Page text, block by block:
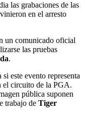
las grabaciones de las
en el arresto
un comunicado oficial
las pruebas
.
este evento representa
el circuito de la PGA.
pública suponen
trabajo de Tiger